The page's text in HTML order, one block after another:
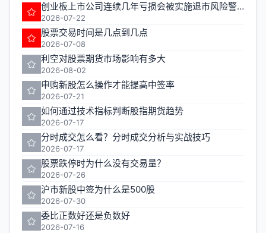
创业板上市公司连续几年亏损会被实施退市风险警示
2026-07-22
股票交易时间是几点到几点
2026-07-08
利空对股票期货市场影响有多大
2026-08-02
申购新股怎么操作才能提高中签率
2026-07-21
如何通过技术指标判断股指期货趋势
2026-07-17
分时成交怎么看？分时成交分析与实战技巧
2026-07-17
股票跌停时为什么没有交易量？
2026-07-26
沪市新股中签为什么是500股
2026-07-30
委比正数好还是负数好
2026-07-16